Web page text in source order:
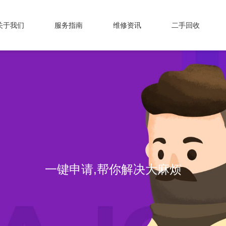
于我们 服务指南 维修资讯 二手回收
专业维修，我们值得信赖！